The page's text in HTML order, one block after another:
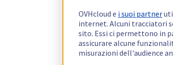
OVHcloud e i suoi partner
internet. Alcuni tracciatori
sito. Essi ci permettono in
assicurare alcune
misurazioni dell'audience